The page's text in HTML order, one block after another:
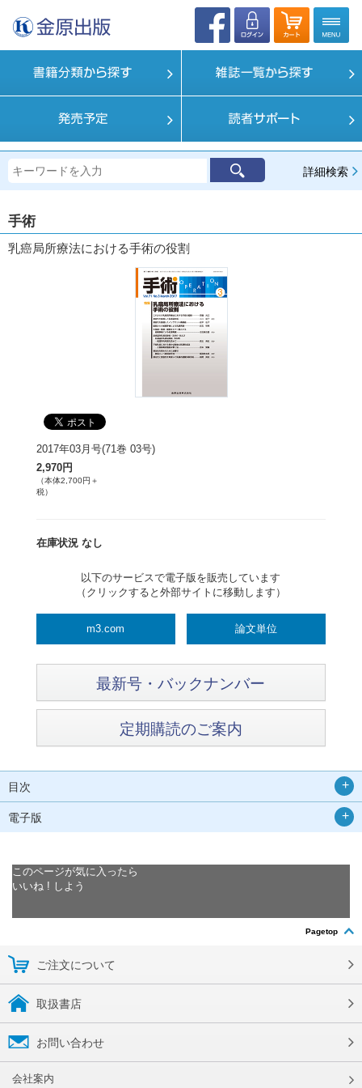
詳細検索
手術
乳癌局所療法における手術の役割
2017年03月号(71巻 03号)
2,970円
（本体2,700円＋
税）
在庫状況 なし
以下のサービスで電子版を販売しています
（クリックすると外部サイトに移動します）
m3.com 論文単位
最新号・バックナンバー
定期購読のご案内
目次
電子版
このページが気に入ったら
いいね ! しよう
Pagetop
ご注文について
取扱書店
お問い合わせ
会社案内